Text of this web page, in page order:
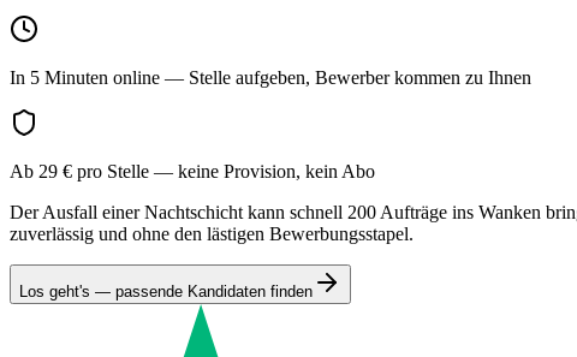
In 5 Minuten online — Stelle aufgeben, Bewerber kommen zu Ihnen
Ab 29 € pro Stelle — keine Provision, kein Abo
Der Ausfall einer Nachtschicht kann schnell 200 Aufträge ins Wanken
zuverlässig und ohne den lästigen Bewerbungsstapel.
Los geht's — passende Kandidaten finden